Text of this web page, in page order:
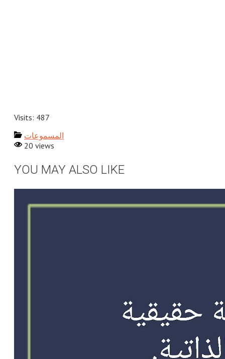
Visits: 487
المسموعات
20 views
YOU MAY ALSO LIKE